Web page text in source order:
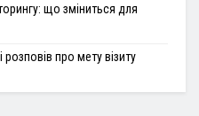
що зміниться для
про мету візиту